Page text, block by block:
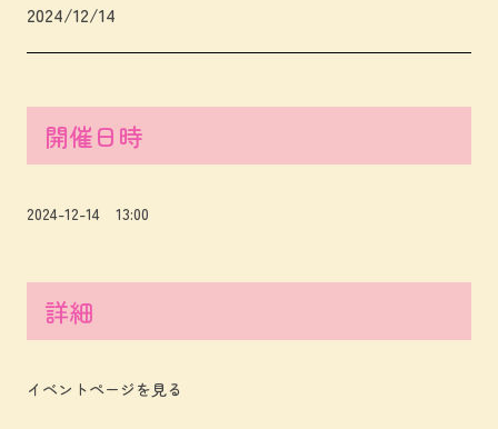
2024/12/14
開催日時
2024-12-14 13:00
詳細
イベントページを見る